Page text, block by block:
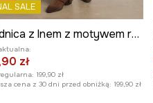
SALE
Spódnica z lnem z motywem roślinnym
zł
199,90 zł
cena z 30 dni przed obniżką: 199,90 zł